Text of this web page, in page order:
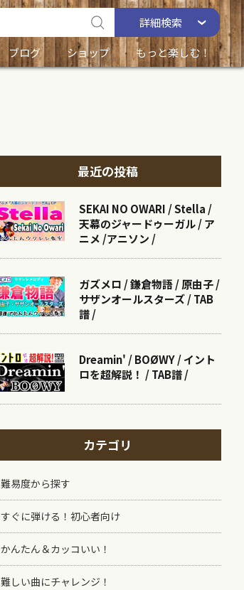
詳細検索
ブログ ショップ もっと楽しむ！
最近の投稿
SEKAI NO OWARI / Stella /
天幕のジャードゥーガル / ア
ニメ /アニソン /
ガズメロ / 鎌倉物語 / 原由子 /
サザンオールスターズ / TAB
譜 /
Dreamin' / BOØWY / イント
ロを超解説！ / TAB譜 /
カテゴリ
難易度から探す
すぐに弾ける！初心者向け
かんたん＆カッコいい！
難しい曲にチャレンジ！